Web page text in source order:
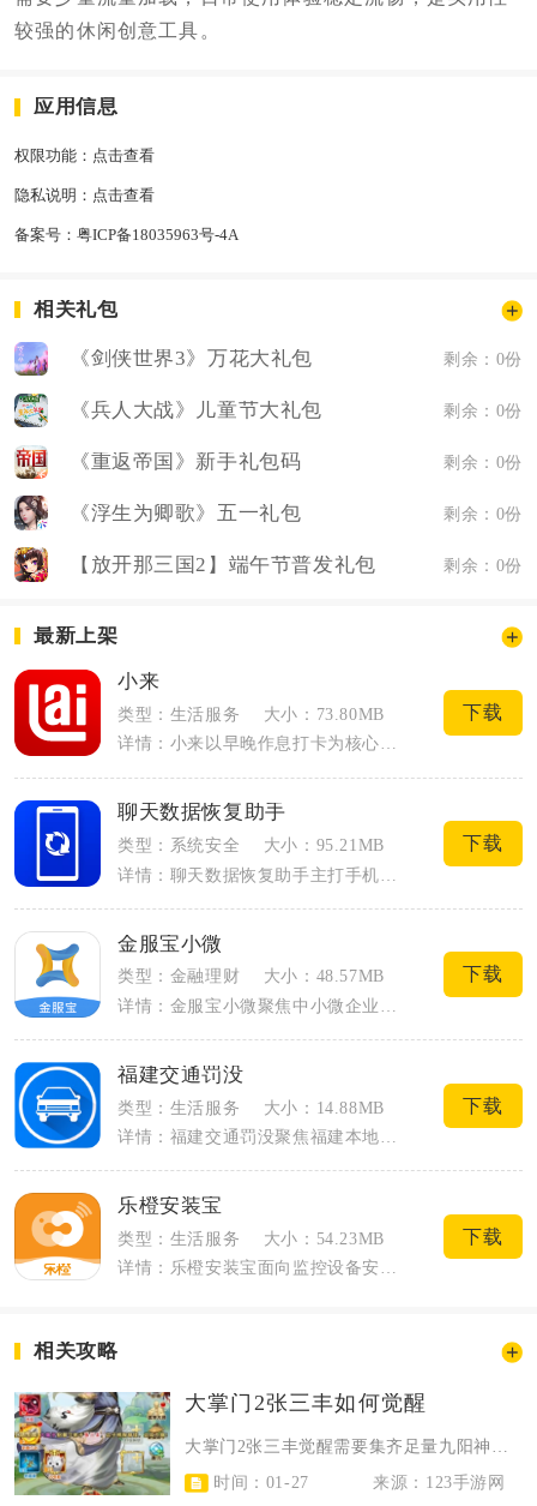
较强的休闲创意工具。
应用信息
权限功能： 点击查看
隐私说明： 点击查看
备案号： 粤ICP备18035963号-4A
相关礼包
《剑侠世界3》万花大礼包 剩余：0份
《兵人大战》儿童节大礼包 剩余：0份
《重返帝国》新手礼包码 剩余：0份
《浮生为卿歌》五一礼包 剩余：0份
【放开那三国2】端午节普发礼包 剩余：0份
最新上架
小来
类型：生活服务
大小：73.80MB
详情：小来以早晚作息打卡为核心切入点，聚集数千万普通用户记录日常起居，把自律打卡、...
下载
聊天数据恢复助手
类型：系统安全
大小：95.21MB
下载
金服宝小微
类型：金融理财
大小：48.57MB
下载
福建交通罚没
类型：生活服务
大小：14.88MB
下载
乐橙安装宝
类型：生活服务
大小：54.23MB
下载
相关攻略
大掌门2张三丰如何觉醒
时间：01-27
来源：123手游网